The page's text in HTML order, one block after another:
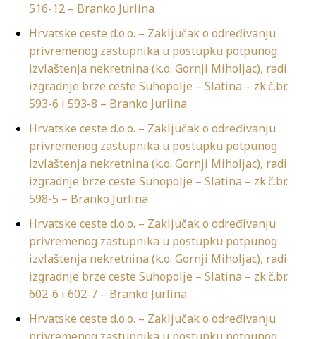
516-12 – Branko Jurlina
Hrvatske ceste d.o.o. – Zaključak o određivanju
privremenog zastupnika u postupku potpunog
izvlaštenja nekretnina (k.o. Gornji Miholjac), radi
izgradnje brze ceste Suhopolje – Slatina – zk.č.br.
593-6 i 593-8 – Branko Jurlina
Hrvatske ceste d.o.o. – Zaključak o određivanju
privremenog zastupnika u postupku potpunog
izvlaštenja nekretnina (k.o. Gornji Miholjac), radi
izgradnje brze ceste Suhopolje – Slatina – zk.č.br.
598-5 – Branko Jurlina
Hrvatske ceste d.o.o. – Zaključak o određivanju
privremenog zastupnika u postupku potpunog
izvlaštenja nekretnina (k.o. Gornji Miholjac), radi
izgradnje brze ceste Suhopolje – Slatina – zk.č.br.
602-6 i 602-7 – Branko Jurlina
Hrvatske ceste d.o.o. – Zaključak o određivanju